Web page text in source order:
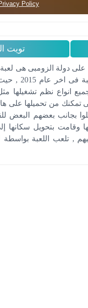
تويت
تمكنك من تحميلها على
بجانب بعضهم
وقامت بتحويل سكانها